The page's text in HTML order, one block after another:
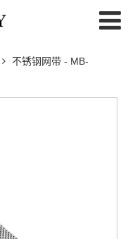
不锈钢网带 - MB-